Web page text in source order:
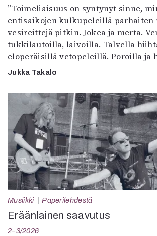
”Toimeliaisuus on syntynyt sinne,
entisaikojen kulkupeleillä parhaiten
vesireittejä pitkin. Jokea ja merta.
tukkilautoilla, laivoilla. Talvella
eloperäisillä vetopeleillä. Poroilla ja
Jukka Takalo
Musiikki Paperilehdestä
Eräänlainen saavutus
2–3/2026